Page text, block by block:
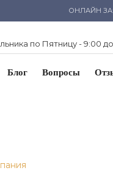
ОНЛАЙН
по Пятницу - 9:00
Блог Вопросы